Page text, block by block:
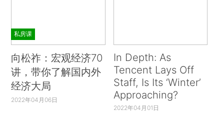
私房课
向松祚：宏观经济70
讲，带你了解国内外
经济大局
2022年04月06日
In Depth: As
Tencent Lays Off
Staff, Is Its ‘Winter’
Approaching?
2022年04月01日